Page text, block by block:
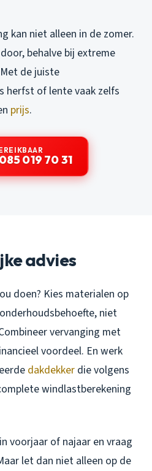
kan niet alleen in de zomer.
behalve bij extreme
de juiste
herfst of lente vaak zelfs
prijs.
019 70 31
advies
doen? Kies materialen op
niet
vervanging met
voordeel. En werk
dakdekker die volgens
windlastberekening
voorjaar of najaar en vraag
let dan niet alleen op de